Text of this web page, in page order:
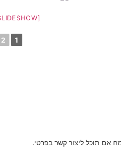
[SHOW SLIDESHOW]
1
2
אם תוכל ליצור קשר בפרטי.